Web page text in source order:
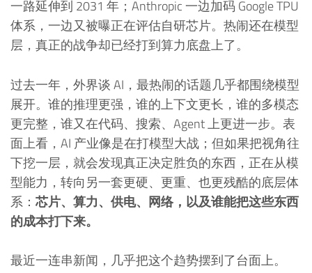
一路延伸到 2031 年；Anthropic 一边加码 Google TPU
体系，一边又被曝正在评估自研芯片。热闹还在模型
层，真正的战争却已经打到算力底盘上了。
过去一年，外界谈 AI，最热闹的话题几乎都围绕模型
展开。谁的推理更强，谁的上下文更长，谁的多模态
更完整，谁又在代码、搜索、Agent 上更进一步。表
面上看，AI 产业像是在打模型大战；但如果把视角往
下挖一层，就会发现真正决定胜负的东西，正在从模
型能力，转向另一套更硬、更重、也更残酷的底层体
系： 芯片、算力、供电、网络，以及谁能把这些东西
的成本打下来。
最近一连串新闻，几乎把这个趋势摆到了台面上。